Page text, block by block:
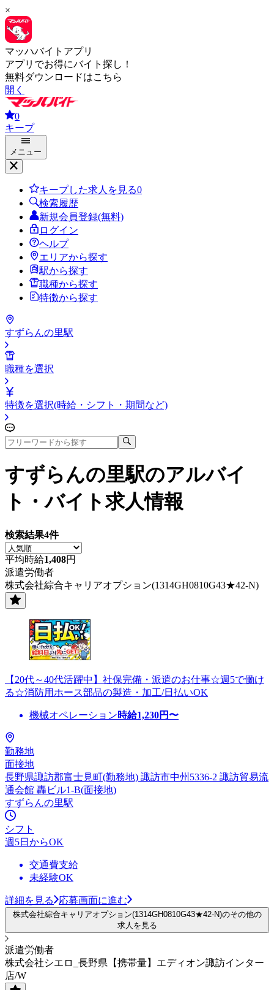
×
マッハバイトアプリ
アプリでお得にバイト探し！
無料ダウンロードはこちら
開く
0
キープ
メニュー
キープした求人を見る0
検索履歴
新規会員登録(無料)
ログイン
ヘルプ
エリアから探す
駅から探す
職種から探す
特徴から探す
すずらんの里駅
職種を選択
特徴を選択(時給・シフト・期間など)
すずらんの里駅のアルバイ
ト・バイト求人情報
検索結果4件
平均時給1,408円
派遣労働者
株式会社綜合キャリアオプション(1314GH0810G43★42-N)
【20代～40代活躍中】社保完備・派遣のお仕事☆週5で働け
る☆消防用ホース部品の製造・加工/日払いOK
機械オペレーション時給1,230円〜
勤務地
面接地
長野県諏訪郡富士見町(勤務地) 諏訪市中州5336-2 諏訪貿易流
通会館 轟ビル1-B(面接地)
すずらんの里駅
シフト
週5日からOK
交通費支給
未経験OK
詳細を見る 応募画面に進む
株式会社綜合キャリアオプション(1314GH0810G43★42-N)のその他の
求人を見る
派遣労働者
株式会社シエロ_長野県【携帯量】エディオン諏訪インター
店/W